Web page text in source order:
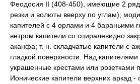
Феодосия II (408-450), имеющие 2
резки и волюты вверху по углам);
капителей с 4 орлами и 4 бараньими
ветром капители со спиралевидно
аканфа; т. н. складчатые капители с
гладкой поверхности. Над
украшенные крестами или розетками
Ионические капители верхних аркад -